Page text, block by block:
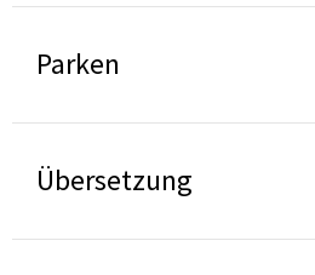
Parken
Übersetzung